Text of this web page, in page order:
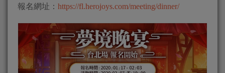
報名網址： https://fl.herojoys.com/meeting/dinner/